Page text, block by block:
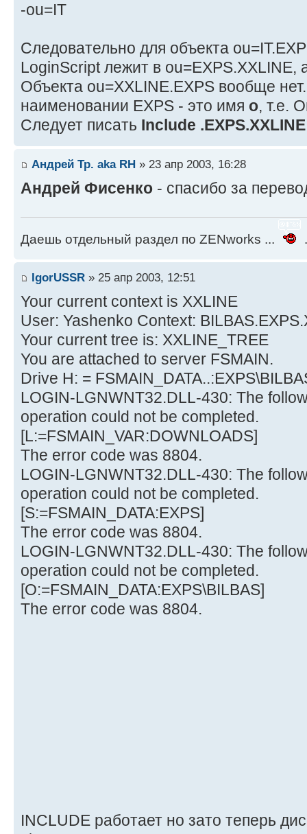
-ou=IT
Cледовательно для объекта
LoginScript лежит в ou=EXPS.XXLINE,
Объекта ou=XXLINE.EXPS вообще
наименовании EXPS - это имя o, т.е.
Следует писать Include .EXPS.XXLINE
Андрей Тр. aka RH » 23 апр 2003, 16:28
Андрей Фисенко - спасибо за
Даешь отдельный раздел по ZENworks ...
IgorUSSR » 25 апр 2003, 12:51
Your current context is XXLINE
User: Yashenko Context:
Your current tree is: XXLINE_TREE
You are attached to server FSMAIN.
Drive H: =
LOGIN-LGNWNT32.DLL-430: The
operation could not be completed.
[L:=FSMAIN_VAR:DOWNLOADS]
The error code was 8804.
LOGIN-LGNWNT32.DLL-430: The
operation could not be completed.
[S:=FSMAIN_DATA:EXPS]
The error code was 8804.
LOGIN-LGNWNT32.DLL-430: The
operation could not be completed.
[O:=FSMAIN_DATA:EXPS\BILBAS]
The error code was 8804.
INCLUDE работает но зато теперь